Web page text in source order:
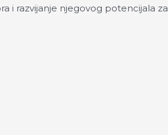
i razvijanje njegovog potencijala za